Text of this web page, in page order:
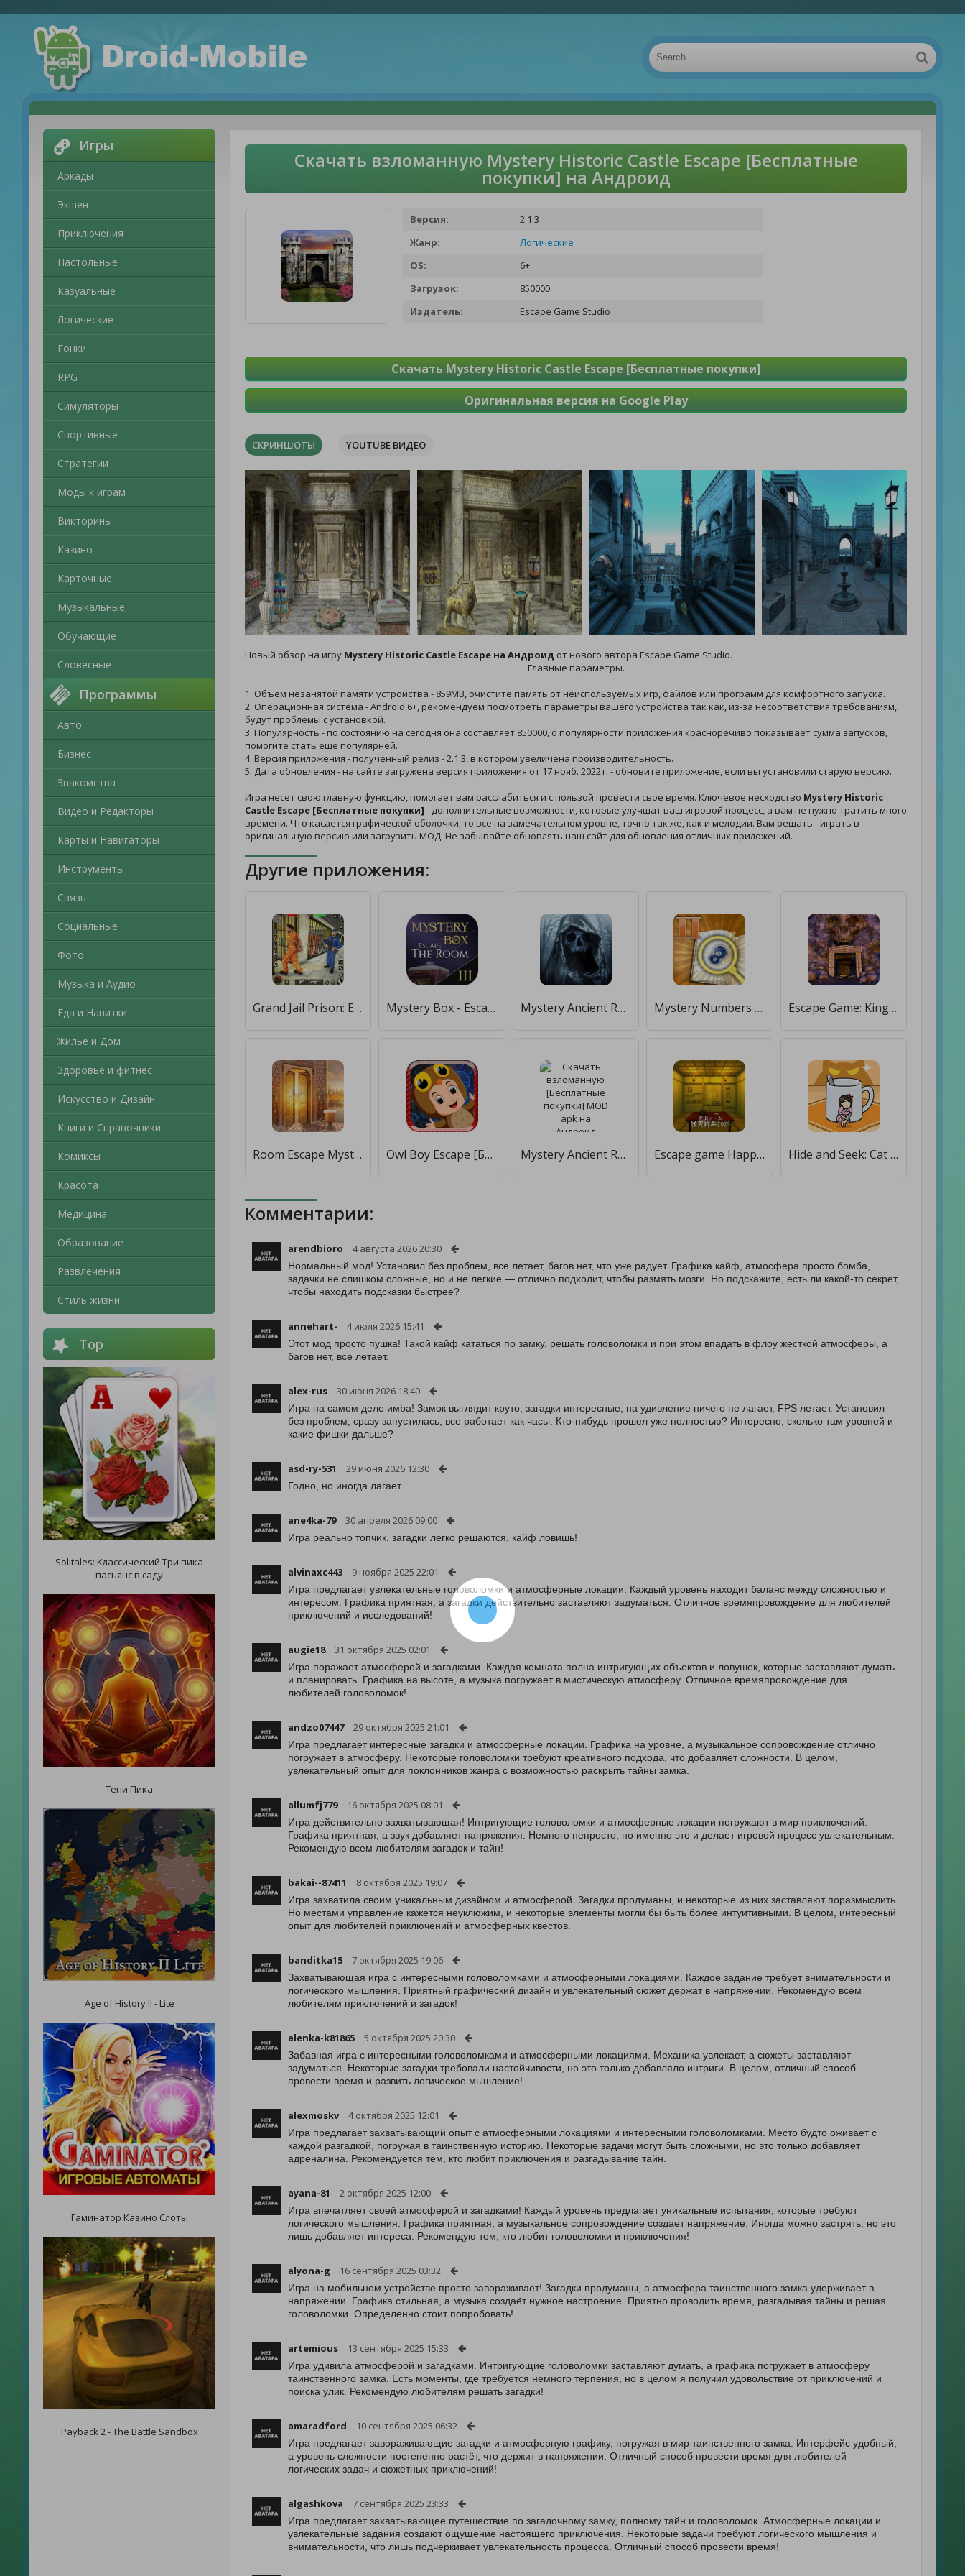
Игры
Аркады
Экшен
Приключения
Настольные
Казуальные
Логические
Гонки
RPG
Симуляторы
Спортивные
Стратегии
Моды к играм
Викторины
Казино
Карточные
Музыкальные
Обучающие
Словесные
Программы
Авто
Бизнес
Знакомства
Видео и Редакторы
Карты и Навигаторы
Инструменты
Связь
Социальные
Фото
Музыка и Аудио
Еда и Напитки
Жилье и Дом
Здоровье и фитнес
Искусство и Дизайн
Книги и Справочники
Комиксы
Красота
Медицина
Образование
Развлечения
Стиль жизни
Top
Solitales: Классический Три пика
пасьянс в саду
Тени Пика
Age of History II - Lite
Гаминатор Казино Слоты
Payback 2 - The Battle Sandbox
Скачать взломанную Mystery Historic Castle Escape [Бесплатные
покупки] на Андроид
Версия:
2.1.3
Жанр:
Логические
OS:
6+
Загрузок:
850000
Издатель:
Escape Game Studio
Скачать Mystery Historic Castle Escape [Бесплатные покупки]
Оригинальная версия на Google Play
СКРИНШОТЫ YOUTUBE ВИДЕО
Новый обзор на игру Mystery Historic Castle Escape на Андроид от нового автора Escape Game Studio.
Главные параметры.
1. Объем незанятой памяти устройства - 859MB, очистите память от неиспользуемых игр, файлов или программ для комфортного запуска.
2. Операционная система - Android 6+, рекомендуем посмотреть параметры вашего устройства так как, из-за несоответствия требованиям,
будут проблемы с установкой.
3. Популярность - по состоянию на сегодня она составляет 850000, о популярности приложения красноречиво показывает сумма запусков,
помогите стать еще популярней.
4. Версия приложения - полученный релиз - 2.1.3, в котором увеличена производительность.
5. Дата обновления - на сайте загружена версия приложения от 17 нояб. 2022 г. - обновите приложение, если вы установили старую версию.
Игра несет свою главную функцию, помогает вам расслабиться и с пользой провести свое время. Ключевое несходство Mystery Historic
Castle Escape [Бесплатные покупки] - дополнительные возможности, которые улучшат ваш игровой процесс, а вам не нужно тратить много
времени. Что касается графической оболочки, то все на замечательном уровне, точно так же, как и мелодии. Вам решать - играть в
оригинальную версию или загрузить МОД. Не забывайте обновлять наш сайт для обновления отличных приложений.
Другие приложения:
Grand Jail Prison: Escape Game [Бесплатные покупки] Mystery Box - Escape The Room [Мод меню] Mystery Ancient Ruins Escape [Много денег] Mystery Numbers 2 [Бесплатные покупки] Escape Game: King Of Mystery [Бесплатные покупки]
Room Escape Mystery Quest [Мод меню] Owl Boy Escape [Бесплатные покупки] Mystery Ancient Ruins Escape [Бесплатные покупки] Escape game HappyNewYear 2023 [Бесплатные покупки] Hide and Seek: Cat Escape! [Бесплатные покупки]
Комментарии:
arendbioro 4 августа 2026 20:30
Нормальный мод! Установил без проблем, все летает, багов нет, что уже радует. Графика кайф, атмосфера просто бомба,
задачки не слишком сложные, но и не легкие — отлично подходит, чтобы размять мозги. Но подскажите, есть ли какой-то секрет,
чтобы находить подсказки быстрее?
annehart- 4 июля 2026 15:41
Этот мод просто пушка! Такой кайф кататься по замку, решать головоломки и при этом впадать в флоу жесткой атмосферы, а
багов нет, все летает.
alex-rus 30 июня 2026 18:40
Игра на самом деле имba! Замок выглядит круто, загадки интересные, на удивление ничего не лагает, FPS летает. Установил
без проблем, сразу запустилась, все работает как часы. Кто-нибудь прошел уже полностью? Интересно, сколько там уровней и
какие фишки дальше?
asd-ry-531 29 июня 2026 12:30
Годно, но иногда лагает.
ane4ka-79 30 апреля 2026 09:00
Игра реально топчик, загадки легко решаются, кайф ловишь!
alvinaxc443 9 ноября 2025 22:01
Игра предлагает увлекательные головоломки и атмосферные локации. Каждый уровень находит баланс между сложностью и
интересом. Графика приятная, а загадки действительно заставляют задуматься. Отличное времяпровождение для любителей
приключений и исследований!
augie18 31 октября 2025 02:01
Игра поражает атмосферой и загадками. Каждая комната полна интригующих объектов и ловушек, которые заставляют думать
и планировать. Графика на высоте, а музыка погружает в мистическую атмосферу. Отличное времяпровождение для
любителей головоломок!
andzo07447 29 октября 2025 21:01
Игра предлагает интересные загадки и атмосферные локации. Графика на уровне, а музыкальное сопровождение отлично
погружает в атмосферу. Некоторые головоломки требуют креативного подхода, что добавляет сложности. В целом,
увлекательный опыт для поклонников жанра с возможностью раскрыть тайны замка.
allumfj779 16 октября 2025 08:01
Игра действительно захватывающая! Интригующие головоломки и атмосферные локации погружают в мир приключений.
Графика приятная, а звук добавляет напряжения. Немного непросто, но именно это и делает игровой процесс увлекательным.
Рекомендую всем любителям загадок и тайн!
bakai--87411 8 октября 2025 19:07
Игра захватила своим уникальным дизайном и атмосферой. Загадки продуманы, и некоторые из них заставляют поразмыслить.
Но местами управление кажется неуклюжим, и некоторые элементы могли бы быть более интуитивными. В целом, интересный
опыт для любителей приключений и атмосферных квестов.
banditka15 7 октября 2025 19:06
Захватывающая игра с интересными головоломками и атмосферными локациями. Каждое задание требует внимательности и
логического мышления. Приятный графический дизайн и увлекательный сюжет держат в напряжении. Рекомендую всем
любителям приключений и загадок!
alenka-k81865 5 октября 2025 20:30
Забавная игра с интересными головоломками и атмосферными локациями. Механика увлекает, а сюжеты заставляют
задуматься. Некоторые загадки требовали настойчивости, но это только добавляло интриги. В целом, отличный способ
провести время и развить логическое мышление!
alexmoskv 4 октября 2025 12:01
Игра предлагает захватывающий опыт с атмосферными локациями и интересными головоломками. Место будто оживает с
каждой разгадкой, погружая в таинственную историю. Некоторые задачи могут быть сложными, но это только добавляет
адреналина. Рекомендуется тем, кто любит приключения и разгадывание тайн.
ayana-81 2 октября 2025 12:00
Игра впечатляет своей атмосферой и загадками! Каждый уровень предлагает уникальные испытания, которые требуют
логического мышления. Графика приятная, а музыкальное сопровождение создает напряжение. Иногда можно застрять, но это
лишь добавляет интереса. Рекомендую тем, кто любит головоломки и приключения!
alyona-g 16 сентября 2025 03:32
Игра на мобильном устройстве просто завораживает! Загадки продуманы, а атмосфера таинственного замка удерживает в
напряжении. Графика стильная, а музыка создаёт нужное настроение. Приятно проводить время, разгадывая тайны и решая
головоломки. Определенно стоит попробовать!
artemious 13 сентября 2025 15:33
Игра удивила атмосферой и загадками. Интригующие головоломки заставляют думать, а графика погружает в атмосферу
таинственного замка. Есть моменты, где требуется немного терпения, но в целом я получил удовольствие от приключений и
поиска улик. Рекомендую любителям решать загадки!
amaradford 10 сентября 2025 06:32
Игра предлагает завораживающие загадки и атмосферную графику, погружая в мир таинственного замка. Интерфейс удобный,
а уровень сложности постепенно растёт, что держит в напряжении. Отличный способ провести время для любителей
логических задач и сюжетных приключений!
algashkova 7 сентября 2025 23:33
Игра предлагает захватывающее путешествие по загадочному замку, полному тайн и головоломок. Атмосферные локации и
увлекательные задания создают ощущение настоящего приключения. Некоторые задачи требуют логического мышления и
внимательности, что лишь подчеркивает увлекательность процесса. Отличный способ провести время!